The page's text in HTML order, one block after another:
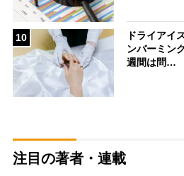
10
ドライアイ
ンバーミン
週間は問…
注目の著者・連載